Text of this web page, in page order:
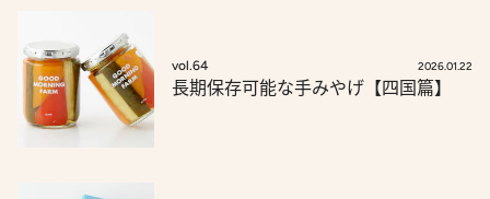
vol.64 2026.01.22
長期保存可能な手みやげ【四国篇】